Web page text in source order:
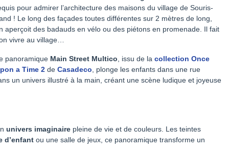
pour admirer l’architecture des maisons du village de Souris-
! Le long des façades toutes différentes sur 2 mètres de long,
aperçoit des badauds en vélo ou des piétons en promenade. Il fait
vivre au village…
panoramique Main Street Multico, issu de la collection Once
a Time 2 de Casadeco, plonge les enfants dans une rue
un univers illustré à la main, créant une scène ludique et joyeuse
univers imaginaire pleine de vie et de couleurs. Les teintes
d’enfant ou une salle de jeux, ce panoramique transforme un